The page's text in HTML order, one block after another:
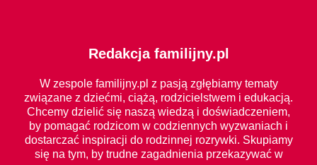
Redakcja familijny.pl
W zespole familijny.pl z pasją zgłębiamy tematy
związane z dziećmi, ciążą, rodzicielstwem i edukacją.
Chcemy dzielić się naszą wiedzą i doświadczeniem,
by pomagać rodzicom w codziennych wyzwaniach i
dostarczać inspiracji do rodzinnej rozrywki. Skupiamy
się na tym, by trudne zagadnienia przekazywać w